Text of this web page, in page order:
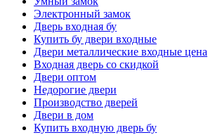
Электронный замок
Дверь входная бу
Купить бу двери входные
Двери металлические входные цена
Входная дверь со скидкой
Двери оптом
Недорогие двери
Производство дверей
Двери в дом
Купить входную дверь бу